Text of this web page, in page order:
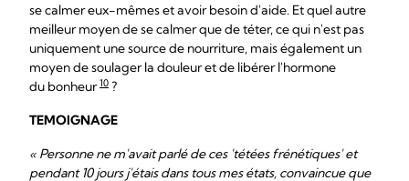
se calmer eux-mêmes et avoir besoin d'aide. Et quel autre
meilleur moyen de se calmer que de téter, ce qui n'est pas
uniquement une source de nourriture, mais également un
moyen de soulager la douleur et de libérer l'hormone
du bonheur10 ?
TEMOIGNAGE
« Personne ne m'avait parlé de ces 'tétées frénétiques' et
pendant 10 jours j'étais dans tous mes états, convaincue que